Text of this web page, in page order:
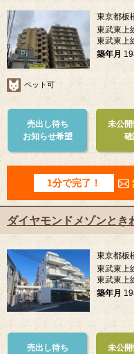
東京都板
東武東上
東武東上
築年月
ペット可
売出し待ち
お知らせ希望
未公
1分で完了！
ダイヤモンドメゾンとき
東京都板
東武東上
東武東上
築年月
売出し待ち
未公